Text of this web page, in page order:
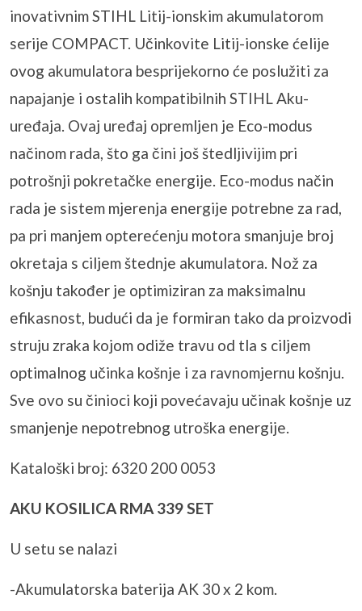
inovativnim STIHL Litij-ionskim akumulatorom
serije COMPACT. Učinkovite Litij-ionske ćelije
ovog akumulatora besprijekorno će poslužiti za
napajanje i ostalih kompatibilnih STIHL Aku-
uređaja. Ovaj uređaj opremljen je Eco-modus
načinom rada, što ga čini još štedljivijim pri
potrošnji pokretačke energije. Eco-modus način
rada je sistem mjerenja energije potrebne za rad,
pa pri manjem opterećenju motora smanjuje broj
okretaja s ciljem štednje akumulatora. Nož za
košnju također je optimiziran za maksimalnu
efikasnost, budući da je formiran tako da proizvodi
struju zraka kojom odiže travu od tla s ciljem
optimalnog učinka košnje i za ravnomjernu košnju.
Sve ovo su činioci koji povećavaju učinak košnje uz
smanjenje nepotrebnog utroška energije.
Kataloški broj: 6320 200 0053
AKU KOSILICA RMA 339 SET
U setu se nalazi
-Akumulatorska baterija AK 30 x 2 kom.